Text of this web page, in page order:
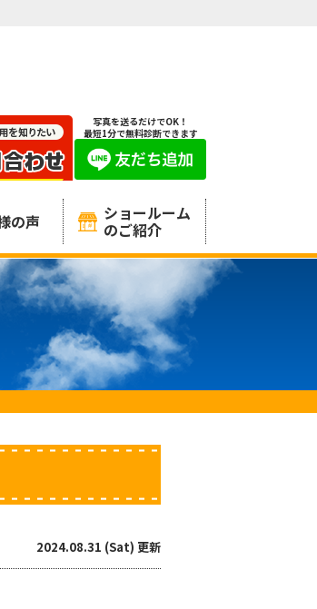
写真を送るだけでOK！
最短1分で無料診断できます
の声 ショールーム
のご紹介
2024.08.31 (Sat) 更新